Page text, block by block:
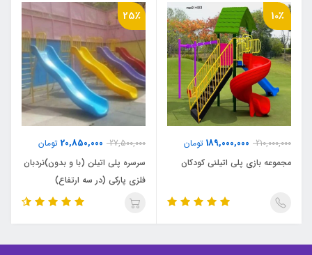
10٪
210,000,000
189,000,000 تومان
مجموعه بازی پلی اتیلنی کودکان
25٪
27,500,000
20,850,000 تومان
سرسره پلی اتیلن (با و بدون)نردبان
فلزی پارکی (در سه ارتفاع)